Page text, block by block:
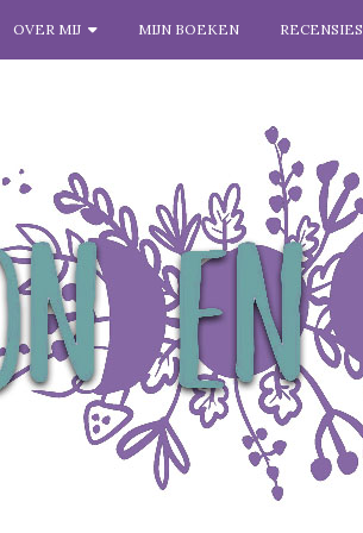
OVER MIJ MIJN BOEKEN RECENSIES